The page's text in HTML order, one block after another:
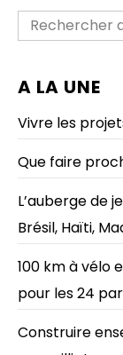
A LA UNE
Vivre les
Que faire
L’auberge de
Brésil, Haïti,
100 km à vélo
pour les 24
Construire